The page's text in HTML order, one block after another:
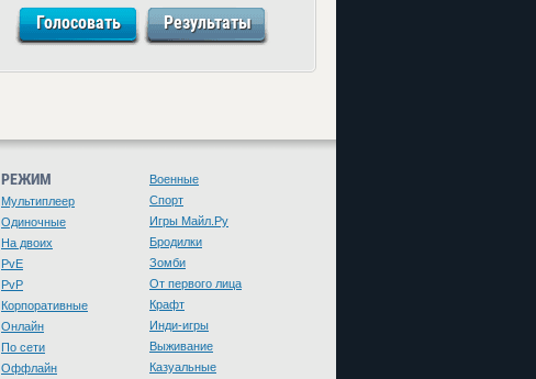
РЕЖИМ
Мультиплеер
Одиночные
На двоих
PvE
PvP
Корпоративные
Онлайн
По сети
Оффлайн
Военные
Спорт
Игры Майл.Ру
Бродилки
Зомби
От первого лица
Крафт
Инди-игры
Выживание
Казуальные